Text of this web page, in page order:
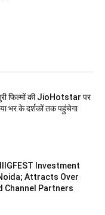
फिल्मों की JioHotstar पर
भर के दर्शकों तक पहुंचेगा
Investment
Attracts Over
Channel Partners